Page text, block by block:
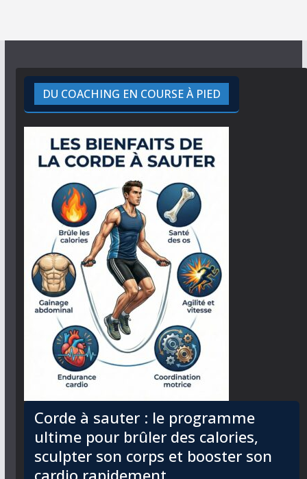
DU COACHING EN COURSE À PIED
Corde à sauter : le programme
ultime pour brûler des calories,
sculpter son corps et booster son
cardio rapidement